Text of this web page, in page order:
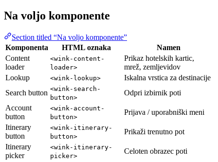
Na voljo komponente
Section titled “Na voljo komponente”
Komponenta
HTML oznaka
Namen
Content
loader
<wink-content-
loader>
Prikaz hotelskih kartic,
mrež, zemljevidov
Lookup
<wink-lookup>
Iskalna vrstica za destinacije
Search button <wink-search-
button>
Odpri izbirnik poti
Account
button
<wink-account-
button>
Prijava / uporabniški meni
Itinerary
button
<wink-itinerary-
button>
Prikaži trenutno pot
Itinerary
picker
<wink-itinerary-
picker>
Celoten obrazec poti